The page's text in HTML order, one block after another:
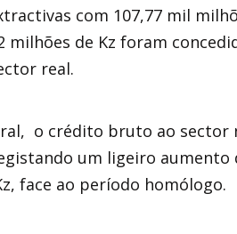
com 107,77 mil
milhões de Kz foram
real.
o crédito bruto ao sector
um ligeiro aumento
face ao período homólogo.